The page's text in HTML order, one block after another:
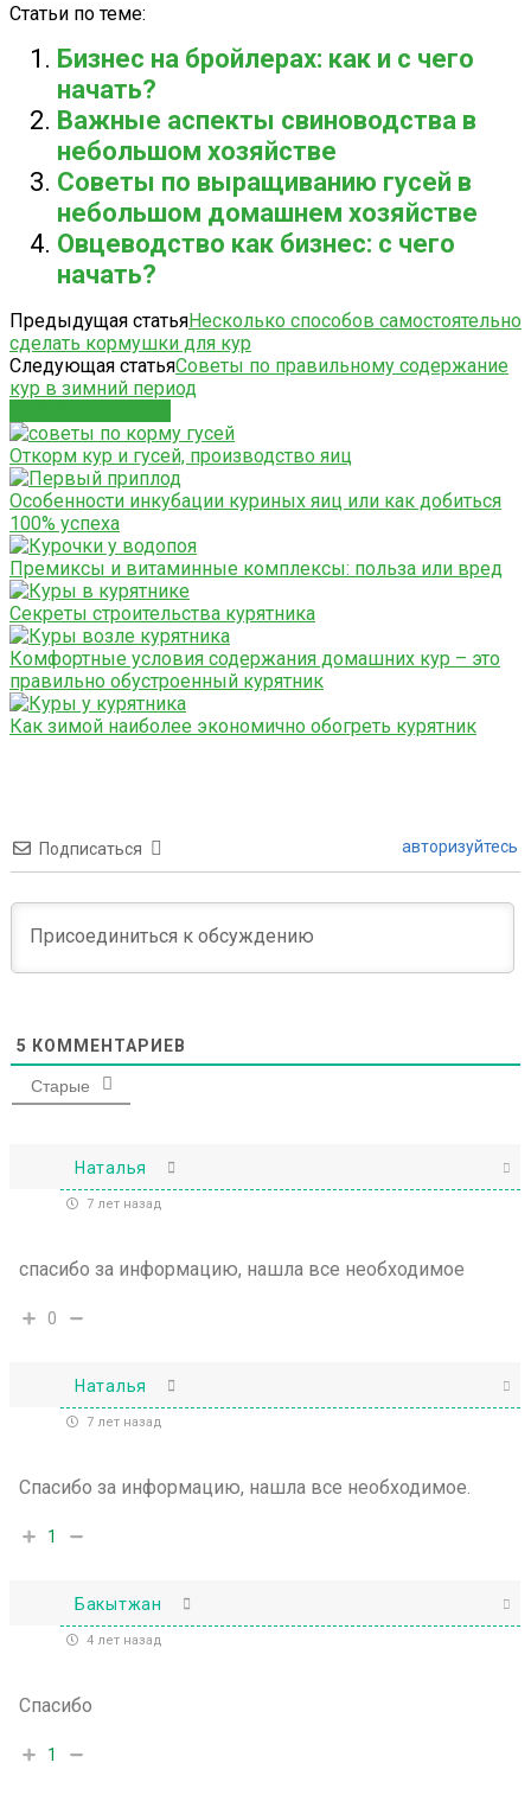
Статьи по теме:
Бизнес на бройлерах: как и с чего
начать?
Важные аспекты свиноводства в
небольшом хозяйстве
Советы по выращиванию гусей в
небольшом домашнем хозяйстве
Овцеводство как бизнес: с чего
начать?
Предыдущая статьяНесколько способов самостоятельно
сделать кормушки для кур
Следующая статьяСоветы по правильному содержание
кур в зимний период
Откорм кур и гусей, производство яиц
Особенности инкубации куриных яиц или как добиться
100% успеха
Премиксы и витаминные комплексы: польза или вред
Секреты строительства курятника
Комфортные условия содержания домашних кур – это
правильно обустроенный курятник
Как зимой наиболее экономично обогреть курятник
Подписаться авторизуйтесь
5 КОММЕНТАРИЕВ
Старые
Наталья
7 лет назад
спасибо за информацию, нашла все необходимое
0
Наталья
7 лет назад
Спасибо за информацию, нашла все необходимое.
1
Бакытжан
4 лет назад
Спасибо
1